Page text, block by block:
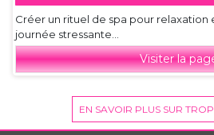
Créer un rituel de spa pour
journée stressante...
Visiter la
EN SAVOIR PLUS SUR